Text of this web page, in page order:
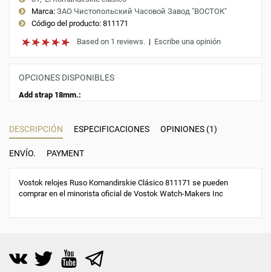
Marca: ЗАО Чистопольский Часовой Завод "ВОСТОК"
Código del producto: 811171
Based on 1 reviews. | Escribe una opinión
OPCIONES DISPONIBLES
Add strap 18mm.:
DESCRIPCIÓN ESPECIFICACIONES OPINIONES (1)
ENVÍO. PAYMENT
Vostok relojes Ruso Komandirskie Clásico 811171 se pueden
comprar en el minorista oficial de Vostok Watch-Makers Inc